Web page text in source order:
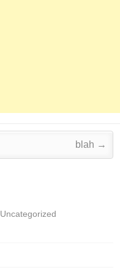
blah →
Uncategorized